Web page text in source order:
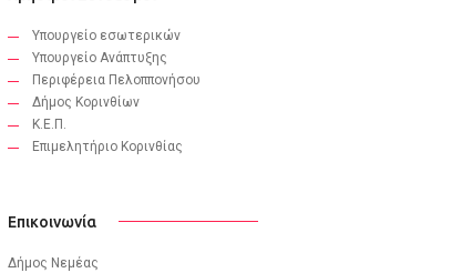
Υπουργείο εσωτερικών
Υπουργείο Ανάπτυξης
Περιφέρεια Πελοππονήσου
Δήμος Κορινθίων
Κ.Ε.Π.
Eπιμελητήριο Κορινθίας
Επικοινωνία
Δήμος Νεμέας